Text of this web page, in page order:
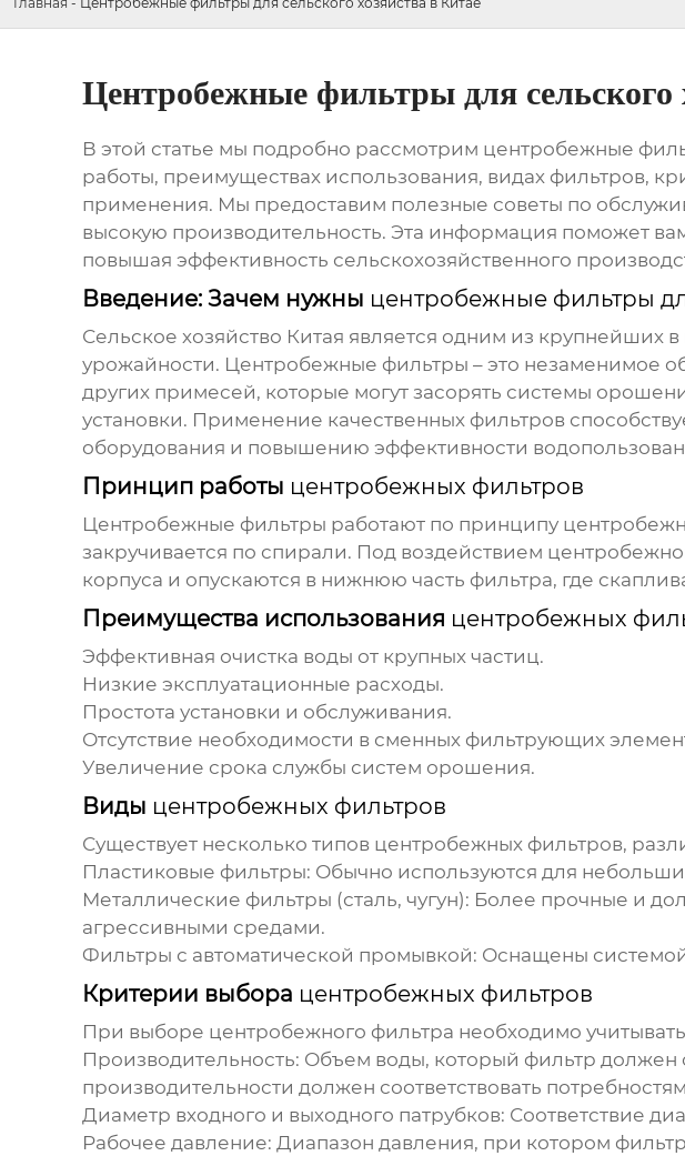
Центробежные фильтры для сельского
В этой статье мы подробно рассмотрим центробежные
работы, преимуществах использования, видах фильтров,
применения. Мы предоставим полезные советы по
высокую производительность. Эта информация поможет
повышая эффективность сельскохозяйственного
Введение: Зачем нужны центробежные фильтры
Сельское хозяйство Китая является одним из
урожайности. Центробежные фильтры – это незаменимое
других примесей, которые могут засорять системы
установки. Применение качественных фильтров
оборудования и повышению эффективности
Принцип работы центробежных фильтров
Центробежные фильтры работают по принципу
закручивается по спирали. Под воздействием
корпуса и опускаются в нижнюю часть фильтра, где
Преимущества использования центробежных
Эффективная очистка воды от крупных частиц.
Низкие эксплуатационные расходы.
Простота установки и обслуживания.
Отсутствие необходимости в сменных фильтрующих
Увеличение срока службы систем орошения.
Виды центробежных фильтров
Существует несколько типов центробежных фильтров,
Пластиковые фильтры: Обычно используются для
Металлические фильтры (сталь, чугун): Более прочные и
агрессивными средами.
Фильтры с автоматической промывкой: Оснащены
Критерии выбора центробежных фильтров
При выборе центробежного фильтра необходимо
Производительность: Объем воды, который фильтр должен
производительности должен соответствовать
Диаметр входного и выходного патрубков: Соответствие
Рабочее давление: Диапазон давления, при котором